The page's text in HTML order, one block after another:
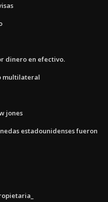
dinero en efectivo.
multilateral
jones
estadounidenses fueron